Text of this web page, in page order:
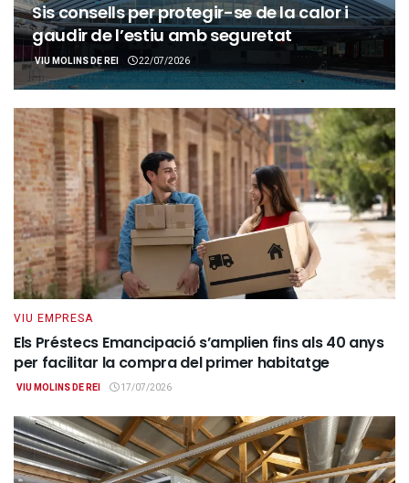
Sis consells per protegir-se de la calor i
gaudir de l’estiu amb seguretat
VIU MOLINS DE REI 22/07/2026
VIU EMPRESA
Els Préstecs Emancipació s’amplien fins als 40 anys
per facilitar la compra del primer habitatge
VIU MOLINS DE REI 17/07/2026